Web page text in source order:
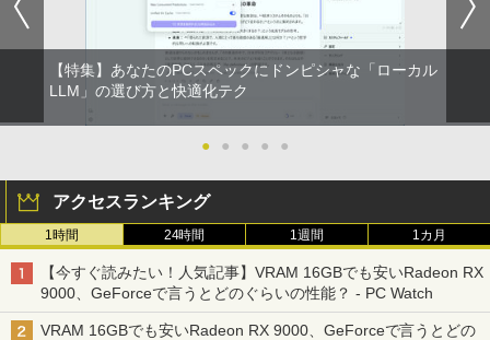
【特集】あなたのPCスペックにドンピシャな「ローカル
LLM」の選び方と快適化テク
● ● ● ● ●
アクセスランキング
1時間 24時間 1週間 1カ月
【今すぐ読みたい！人気記事】VRAM 16GBでも安いRadeon RX
9000、GeForceで言うとどのぐらいの性能？ - PC Watch
VRAM 16GBでも安いRadeon RX 9000、GeForceで言うとどの